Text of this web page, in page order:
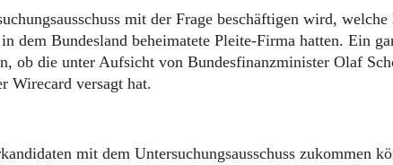
mit der Frage beschäftigen wird, welche
dem Bundesland beheimatete Pleite-Firma hatten. Ein
ob die unter Aufsicht von Bundesfinanzminister Olaf
Wirecard versagt hat.
mit dem Untersuchungsausschuss zukommen